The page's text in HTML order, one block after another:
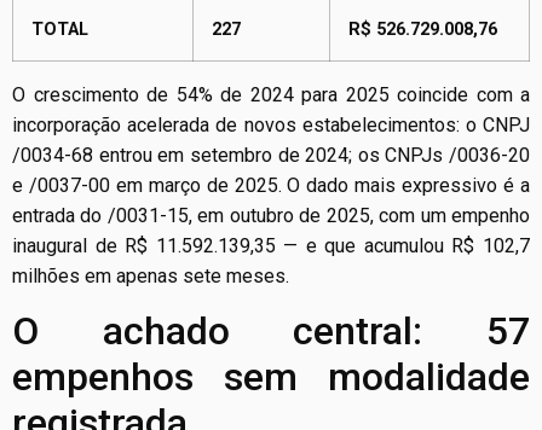
TOTAL 227 R$ 526.729.008,76
O crescimento de 54% de 2024 para 2025 coincide com a
incorporação acelerada de novos estabelecimentos: o CNPJ
/0034-68 entrou em setembro de 2024; os CNPJs /0036-20
e /0037-00 em março de 2025. O dado mais expressivo é a
entrada do /0031-15, em outubro de 2025, com um empenho
inaugural de R$ 11.592.139,35 — e que acumulou R$ 102,7
milhões em apenas sete meses.
O achado central: 57
empenhos sem modalidade